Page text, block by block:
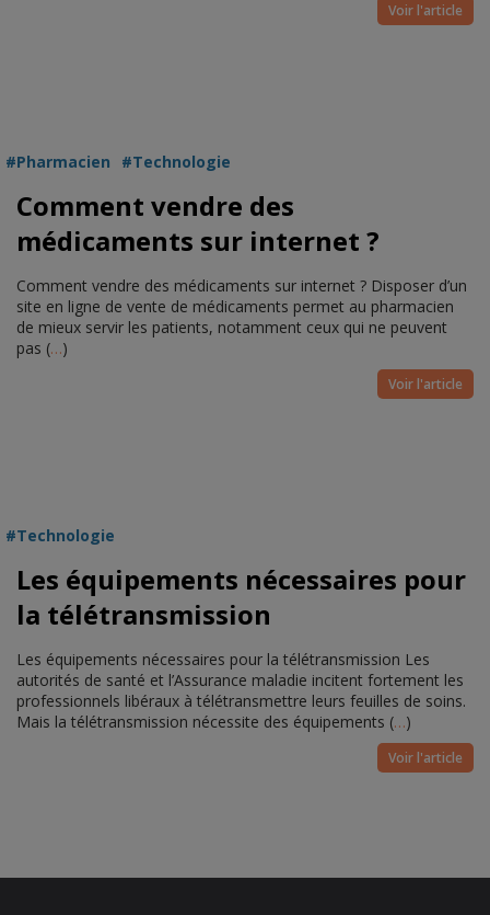
Voir l'article
Pharmacien Technologie
Comment vendre des
médicaments sur internet ?
Comment vendre des médicaments sur internet ? Disposer d’un
site en ligne de vente de médicaments permet au pharmacien
de mieux servir les patients, notamment ceux qui ne peuvent
pas (…)
Voir l'article
Technologie
Les équipements nécessaires pour
la télétransmission
Les équipements nécessaires pour la télétransmission Les
autorités de santé et l’Assurance maladie incitent fortement les
professionnels libéraux à télétransmettre leurs feuilles de soins.
Mais la télétransmission nécessite des équipements (…)
Voir l'article